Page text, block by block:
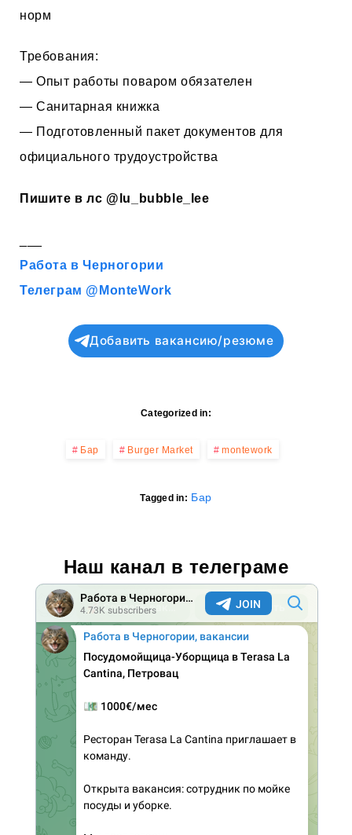
норм
Требования:
— Опыт работы поваром обязателен
— Санитарная книжка
— Подготовленный пакет документов для
официального трудоустройства
Пишите в лс @lu_bubble_lee
Работа в Черногории
Телеграм @MonteWork
Добавить вакансию/резюме
Categorized in:
Бар Burger Market montework
Tagged in: Бар
Наш канал в телеграме